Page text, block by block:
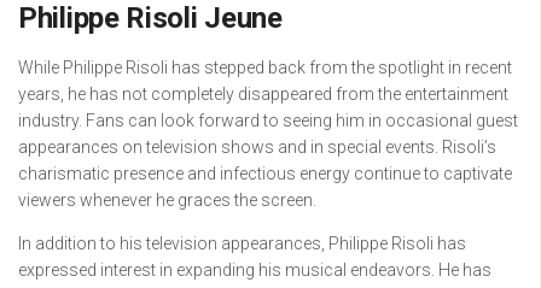
Philippe Risoli Jeune
While Philippe Risoli has stepped back from the spotlight in recent
years, he has not completely disappeared from the entertainment
industry. Fans can look forward to seeing him in occasional guest
appearances on television shows and in special events. Risoli’s
charismatic presence and infectious energy continue to captivate
viewers whenever he graces the screen.
In addition to his television appearances, Philippe Risoli has
expressed interest in expanding his musical endeavors. He has